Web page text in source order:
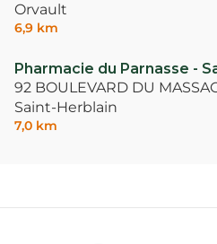
Orvault
6,9 km
Pharmacie du Parnasse -
92 BOULEVARD DU
Saint-Herblain
7,0 km